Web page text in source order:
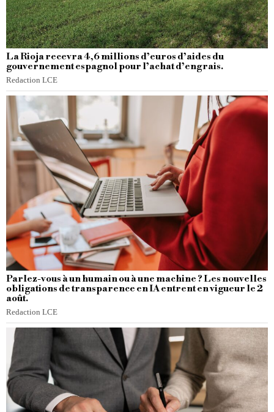
La Rioja recevra 4,6 millions d’euros d’aides du
gouvernement espagnol pour l’achat d’engrais.
Redaction LCE
Parlez-vous à un humain ou à une machine ? Les nouvelles
obligations de transparence en IA entrent en vigueur le 2
août.
Redaction LCE